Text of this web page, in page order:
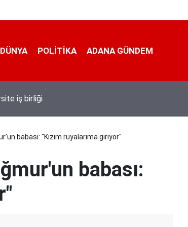
DÜNYA POLİTİKA ADANA GÜNDEM
yeni plaka ihalesine tepki gösterdi
babası: "Kızım rüyalarıma giriyor"
babası: